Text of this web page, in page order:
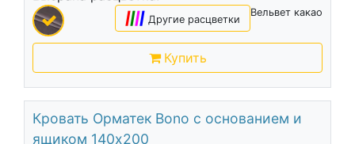
Вельвет какао
|||| Другие расцветки
Купить
Кровать Орматек Bono с основанием и
ящиком 140х200